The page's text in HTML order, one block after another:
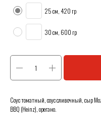
25 см, 420 гр
30 см, 600 гр
Соус томатный, соус сливочный, сыр
BBQ (Heinz), орегано.